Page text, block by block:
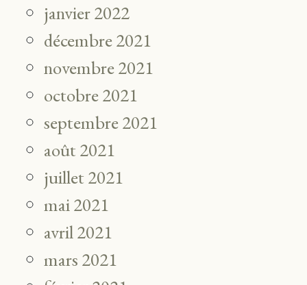
janvier 2022
décembre 2021
novembre 2021
octobre 2021
septembre 2021
août 2021
juillet 2021
mai 2021
avril 2021
mars 2021